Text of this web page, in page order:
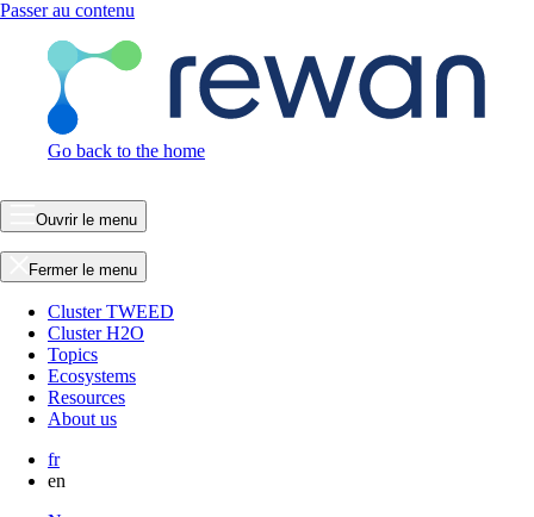
Passer au contenu
Go back to the home
Ouvrir le menu
Fermer le menu
Cluster TWEED
Cluster H2O
Topics
Ecosystems
Resources
About us
fr
en